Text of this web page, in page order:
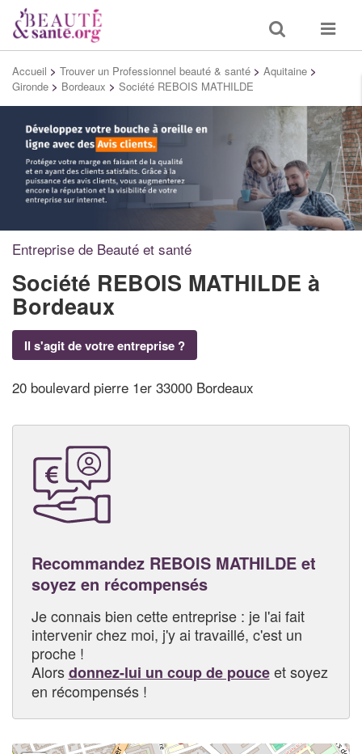
Toggle
search
Toggle
Accueil > Trouver un Professionnel beauté & santé > Aquitaine >
Gironde > Bordeaux > Société REBOIS MATHILDE
Entreprise de Beauté et santé
Société REBOIS MATHILDE à
Bordeaux
Il s'agit de votre entreprise ?
20 boulevard pierre 1er 33000 Bordeaux
Recommandez REBOIS MATHILDE et
soyez en récompensés
Je connais bien cette entreprise : je l'ai fait
intervenir chez moi, j'y ai travaillé, c'est un
proche !
Alorsdonnez-lui un coup de pouceet soyez
en récompensés !